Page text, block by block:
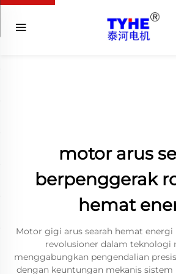
motor arus
berpenggerak
hemat
Motor gigi arus searah hemat
revolusioner dalam teknologi
menggabungkan pengendalian
dengan keuntungan mekanis